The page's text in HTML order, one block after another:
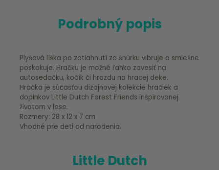
Podrobný popis
Plyšová líška po zatiahnutí za šnúrku vibruje a smiešne
poskakuje. Hračku je možné ľahko zavesiť na
autosedačku, kočík či hrazdu na hracej deke.
Hračka je súčasťou dizajnovej kolekcie hračiek a
doplnkov Little Dutch Forest Friends inšpirovanej
životom v lese.
Rozmery: 28 x 12 x 7 cm
Vhodné pre deti od narodenia.
Little Dutch